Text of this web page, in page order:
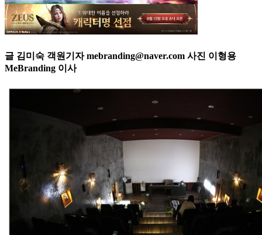
글 김미숙 객원기자 mebranding@naver.com 사진 이형용
MeBranding 이사